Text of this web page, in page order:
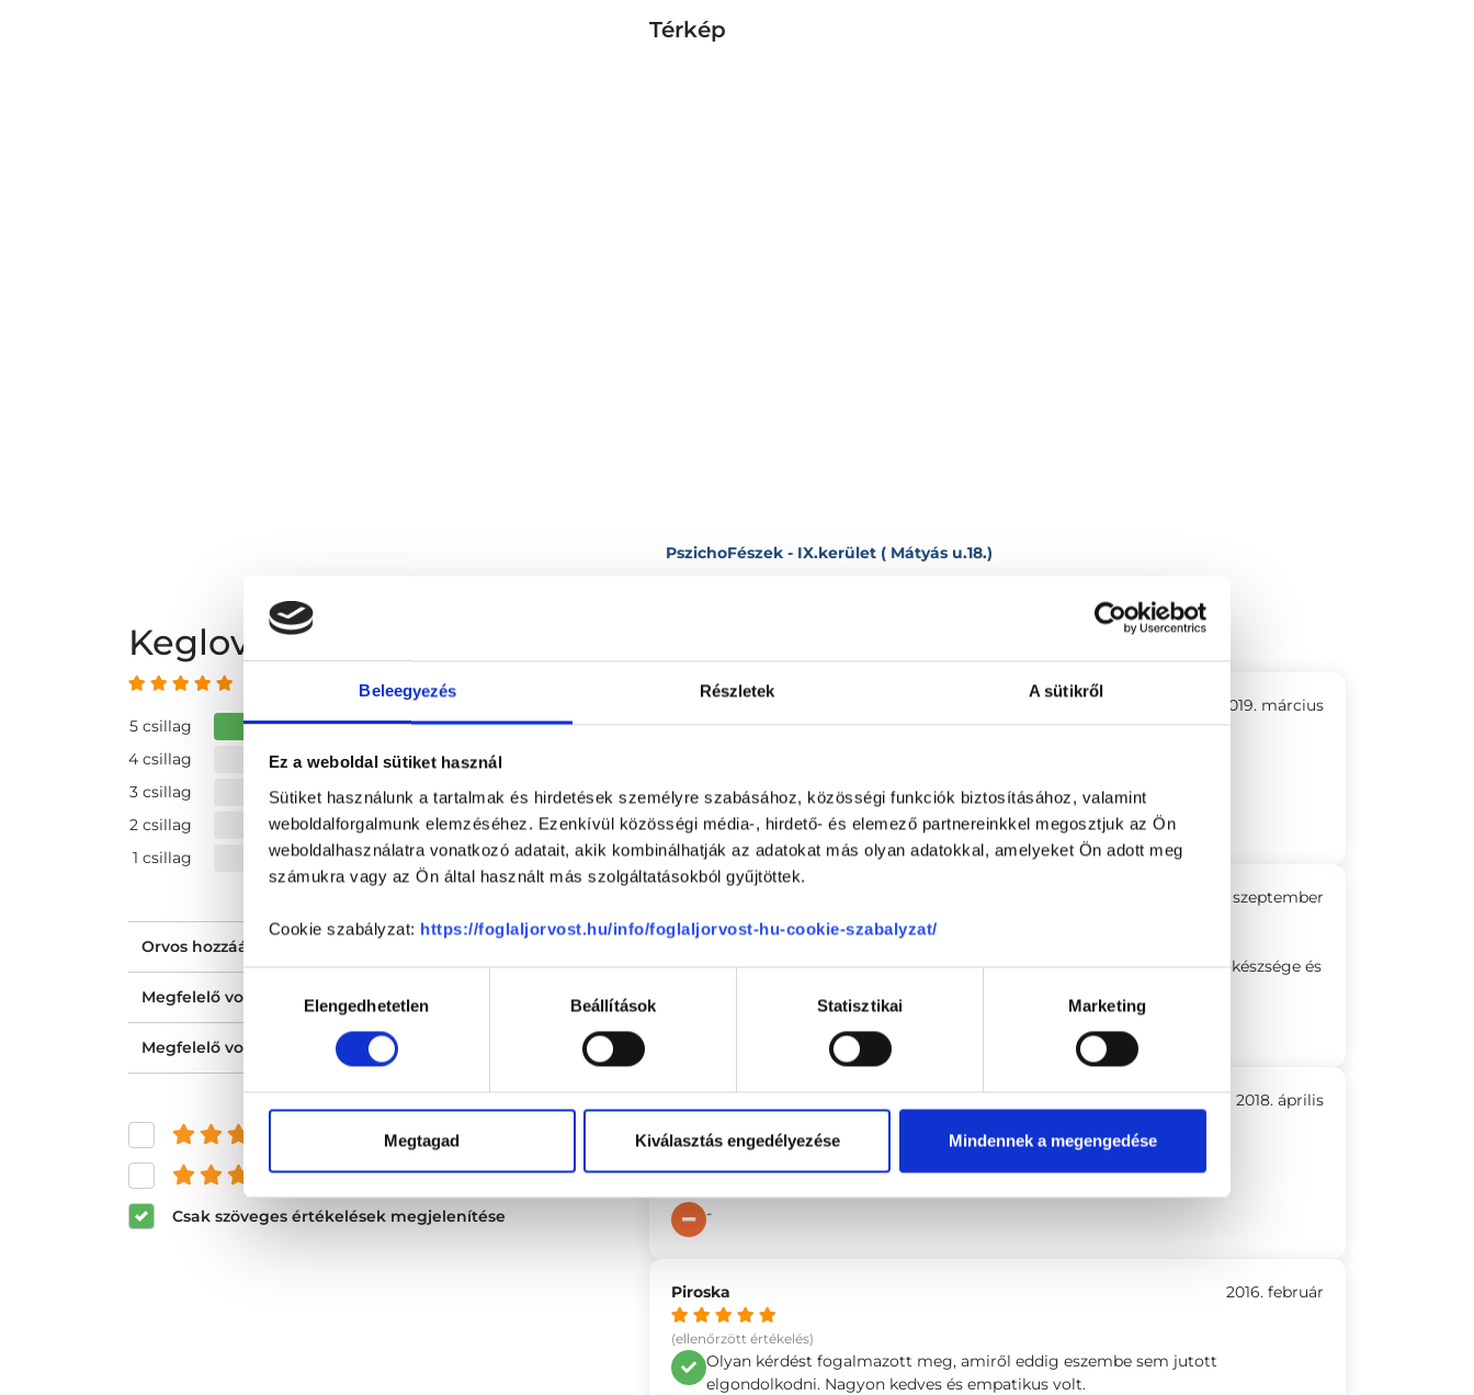
Beleegyezés Részletek A sütikről
Ez a weboldal sütiket használ
Sütiket használunk a tartalmak és hirdetések személyre szabásához, közösségi funkciók biztosításához, valamint
weboldalforgalmunk elemzéséhez. Ezenkívül közösségi média-, hirdető- és elemező partnereinkkel megosztjuk az Ön
weboldalhasználatra vonatkozó adatait, akik kombinálhatják az adatokat más olyan adatokkal, amelyeket Ön adott meg
számukra vagy az Ön által használt más szolgáltatásokból gyűjtöttek.
Cookie szabályzat: https://foglaljorvost.hu/info/foglaljorvost-hu-cookie-szabalyzat/
kiválasztásaElengedhetetlen Beállítások Statisztikai Marketing
Megtagad Kiválasztás engedélyezése Mindennek a megengedése
Térkép
PszichoFészek - IX.kerület ( Mátyás u.18.)
Keglovics Beáta vélemények
5 csillag
100 %
4 csillag
3 csillag
0 %
2 csillag
0 %
1 csillag
0 %
Orvos hozzáállása, figyelmessége, kedvessége
Megfelelő volt a tájékoztatásod? 4.78
Megfelelő volt az ellátásod? 4.89
és felette
és felette
Csak szöveges értékelések megjelenítése
2019. március
-
(nem ellenőrzött értékelés)
2018. szeptember
a doktornő nagyon türelmesen és érdeklődően beszélt velem, segítőkészsége és
(nem ellenőrzött értékelés)
2018. április
Mindennel elégedett voltam, az állapotom rettentően sokat javult!!
-
Piroska
(ellenőrzött értékelés)
2016. február
Olyan kérdést fogalmazott meg, amiről eddig eszembe sem jutott
elgondolkodni. Nagyon kedves és empatikus volt.